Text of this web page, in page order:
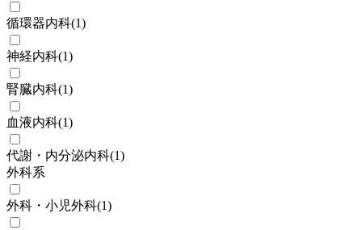
循環器内科(1)
神経内科(1)
腎臓内科(1)
血液内科(1)
代謝・内分泌内科(1)
外科系
外科・小児外科(1)